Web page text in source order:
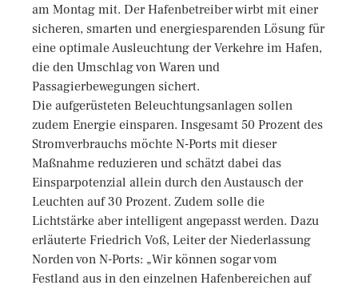
am Montag mit. Der Hafenbetreiber wirbt mit einer
sicheren, smarten und energiesparenden Lösung für
eine optimale Ausleuchtung der Verkehre im Hafen,
die den Umschlag von Waren und
Passagierbewegungen sichert.
Die aufgerüsteten Beleuchtungsanlagen sollen
zudem Energie einsparen. Insgesamt 50 Prozent des
Stromverbrauchs möchte N-Ports mit dieser
Maßnahme reduzieren und schätzt dabei das
Einsparpotenzial allein durch den Austausch der
Leuchten auf 30 Prozent. Zudem solle die
Lichtstärke aber intelligent angepasst werden. Dazu
erläuterte Friedrich Voß, Leiter der Niederlassung
Norden von N-Ports: „Wir können sogar vom
Festland aus in den einzelnen Hafenbereichen auf